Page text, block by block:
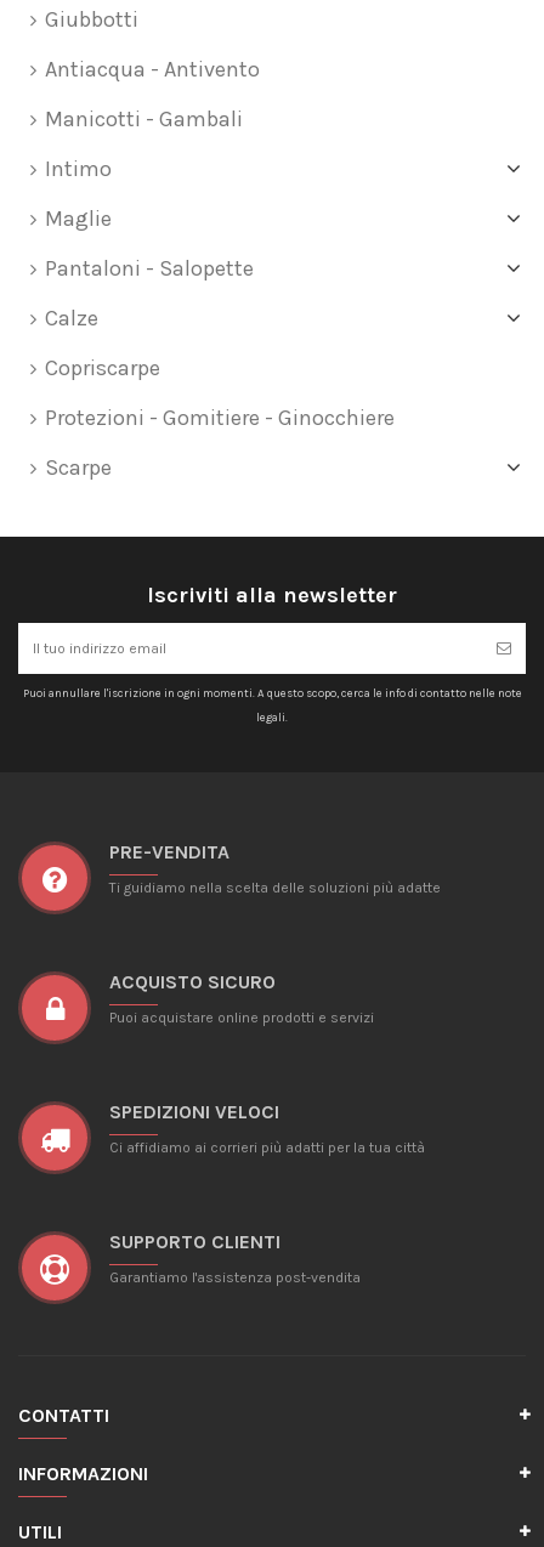
Giubbotti
Antiacqua - Antivento
Manicotti - Gambali
Intimo
Maglie
Pantaloni - Salopette
Calze
Copriscarpe
Protezioni - Gomitiere - Ginocchiere
Scarpe
Iscriviti alla newsletter
Puoi annullare l'iscrizione in ogni momenti. A questo scopo, cerca le info di contatto nelle note
legali.
PRE-VENDITA
Ti guidiamo nella scelta delle soluzioni più adatte
ACQUISTO SICURO
Puoi acquistare online prodotti e servizi
SPEDIZIONI VELOCI
Ci affidiamo ai corrieri più adatti per la tua città
SUPPORTO CLIENTI
Garantiamo l'assistenza post-vendita
CONTATTI
INFORMAZIONI
UTILI